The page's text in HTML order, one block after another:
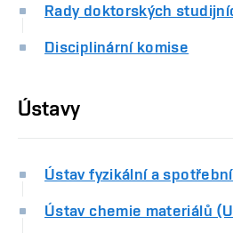
Rady doktorských
Disciplinární komise
Ústavy
Ústav fyzikální a
Ústav chemie materiálů